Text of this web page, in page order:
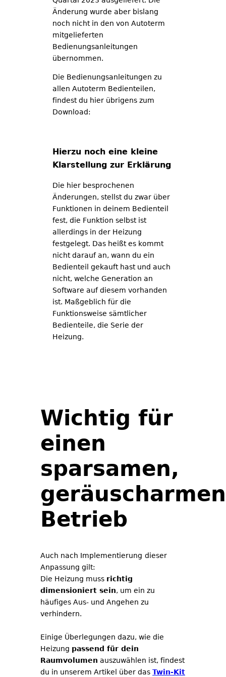
Änderung wurde aber bislang
noch nicht in den von Autoterm
mitgelieferten
Bedienungsanleitungen
übernommen.
Die Bedienungsanleitungen zu
allen Autoterm Bedienteilen,
findest du hier übrigens zum
Download:
Hierzu noch eine kleine
Klarstellung zur Erklärung
Die hier besprochenen
Änderungen, stellst du zwar über
Funktionen in deinem Bedienteil
fest, die Funktion selbst ist
allerdings in der Heizung
festgelegt. Das heißt es kommt
nicht darauf an, wann du ein
Bedienteil gekauft hast und auch
nicht, welche Generation an
Software auf diesem vorhanden
ist. Maßgeblich für die
Funktionsweise sämtlicher
Bedienteile, die Serie der
Heizung.
Wichtig für
einen
sparsamen,
geräuscharmen
Betrieb
Auch nach Implementierung dieser
Anpassung gilt:
Die Heizung muss richtig
dimensioniert sein, um ein zu
häufiges Aus- und Angehen zu
verhindern.
Einige Überlegungen dazu, wie die
Heizung passend für dein
Raumvolumen auszuwählen ist, findest
du in unserem Artikel über das Twin-Kit